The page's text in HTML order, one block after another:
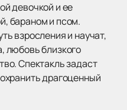
девочкой и ее
бараном и псом.
взросления и научат,
любовь близкого
Спектакль задаст
драгоценный